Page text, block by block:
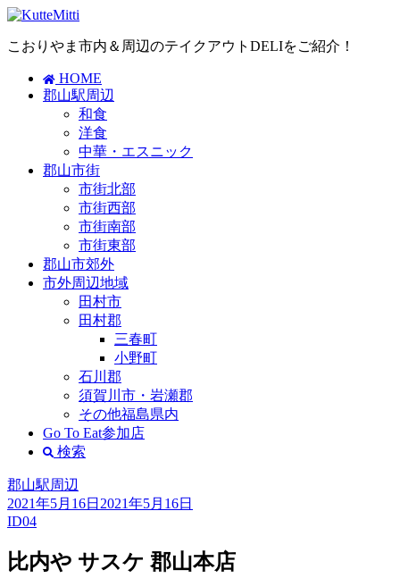
こおりやま市内＆周辺のテイクアウトDELIをご紹介！
HOME
郡山駅周辺
和食
洋食
中華・エスニック
郡山市街
市街北部
市街西部
市街南部
市街東部
郡山市郊外
市外周辺地域
田村市
田村郡
三春町
小野町
石川郡
須賀川市・岩瀬郡
その他福島県内
Go To Eat参加店
検索
郡山駅周辺
2021年5月16日 2021年5月16日
ID04
比内や サスケ 郡山本店